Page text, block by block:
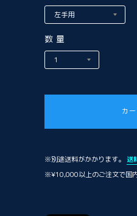
数量
カ
※別途送料がかかります。
送
※¥10,000以上のご注文で国